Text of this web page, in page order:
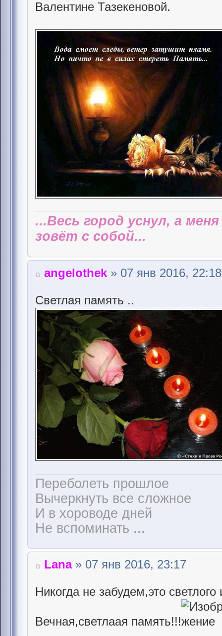
Валентине Тазекеновой.
...Весь город уснул, а
зовёт с собой...
angelothek» 07 янв 2016, 22:18
Светлая память ..
Переболеть прошлое
Вычеркнуть все сложное
И в хороводе дней
Не вспоминать ...
Lana» 07 янв 2016, 23:17
Никогда не забудем,это
Вечная,светлаая память!!!